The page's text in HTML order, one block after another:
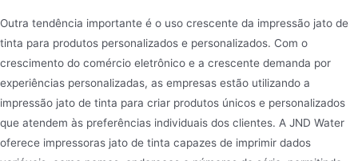
Outra tendência importante é o uso crescente da impressão jato de
tinta para produtos personalizados e personalizados. Com o
crescimento do comércio eletrônico e a crescente demanda por
experiências personalizadas, as empresas estão utilizando a
impressão jato de tinta para criar produtos únicos e personalizados
que atendem às preferências individuais dos clientes. A JND Water
oferece impressoras jato de tinta capazes de imprimir dados